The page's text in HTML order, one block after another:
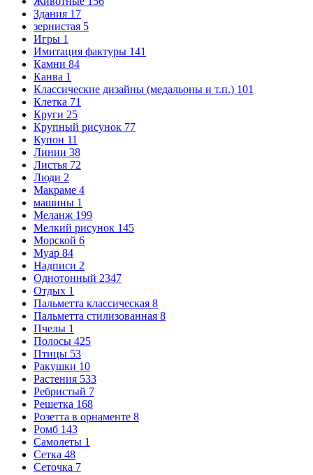
Здания 17
зернистая 5
Игры 1
Имитация фактуры 141
Камни 84
Канва 1
Классические дизайны (медальоны и т.п.) 101
Клетка 71
Круги 25
Крупный рисунок 77
Купон 11
Линии 38
Листья 72
Люди 2
Макраме 4
машины 1
Меланж 199
Мелкий рисунок 145
Морской 6
Муар 84
Надписи 2
Однотонный 2347
Отдых 1
Пальметта классическая 8
Пальметта стилизованная 8
Пчелы 1
Полосы 425
Птицы 53
Ракушки 10
Растения 533
Ребристый 7
Решетка 168
Розетта в орнаменте 8
Ромб 143
Самолеты 1
Сетка 48
Сеточка 7